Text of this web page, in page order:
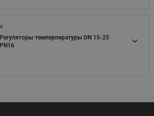
Регуляторы темперпературы DN 15-25
PN16